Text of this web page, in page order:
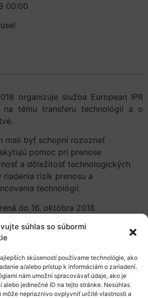
súhlas so súbormi
skúseností používame technológie, ako
a/alebo prístup k informáciám o zariadení.
nám umožní spracovávať údaje, ako je
alebo jedinečné ID na tejto stránke. Nesúhlas
môže nepriaznivo ovplyvniť určité vlastnosti a
00:00
organizuje služba European IPR
na tému transferu technológií a o
mali byť schopní rozoznať
pomoc pri prenose
a dôležitosť technologických
rizík prenosu a
technológií.
do 16. októbra 2018.
tu.
Kalendára